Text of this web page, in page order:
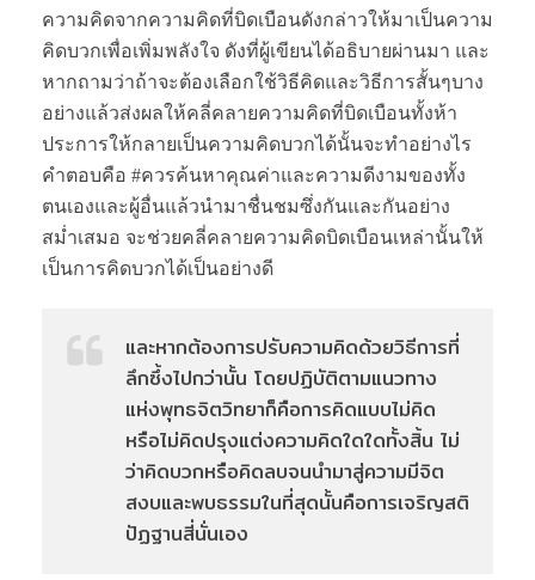
ความคิดจากความคิดที่บิดเบือนดังกล่าวให้มาเป็นความ
คิดบวกเพื่อเพิ่มพลังใจ ดังที่ผู้เขียนได้อธิบายผ่านมา และ
หากถามว่าถ้าจะต้องเลือกใช้วิธีคิดและวิธีการสั้นๆบาง
อย่างแล้วส่งผลให้คลี่คลายความคิดที่บิดเบือนทั้งห้า
ประการให้กลายเป็นความคิดบวกได้นั้นจะทำอย่างไร
คำตอบคือ #ควรค้นหาคุณค่าและความดีงามของทั้ง
ตนเองและผู้อื่นแล้วนำมาชื่นชมซึ่งกันและกันอย่าง
สม่ำเสมอ จะช่วยคลี่คลายความคิดบิดเบือนเหล่านั้นให้
เป็นการคิดบวกได้เป็นอย่างดี
และหากต้องการปรับความคิดด้วยวิธีการที่
ลึกซึ้งไปกว่านั้น โดยปฏิบัติตามแนวทาง
แห่งพุทธจิตวิทยาก็คือการคิดแบบไม่คิด
หรือไม่คิดปรุงแต่งความคิดใดใดทั้งสิ้น ไม่
ว่าคิดบวกหรือคิดลบจนนำมาสู่ความมีจิต
สงบและพบธรรมในที่สุดนั้นคือการเจริญสติ
ปัฏฐานสี่นั่นเอง